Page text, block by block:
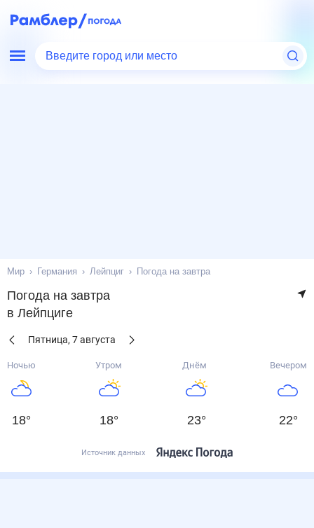
Введите город или место
Мир Германия Лейпциг Погода на завтра
Погода на завтра
в Лейпциге
Пятница, 7августа
Ночью
18°
Утром
18°
Днём
23°
Вечером
22°
Источник данных